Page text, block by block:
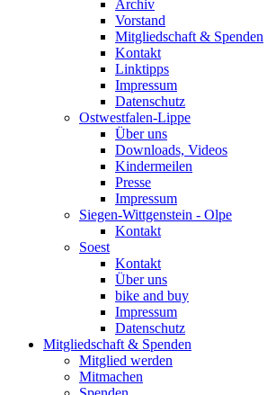
Archiv
Vorstand
Mitgliedschaft & Spenden
Kontakt
Linktipps
Impressum
Datenschutz
Ostwestfalen-Lippe
Über uns
Downloads, Videos
Kindermeilen
Presse
Impressum
Siegen-Wittgenstein - Olpe
Kontakt
Soest
Kontakt
Über uns
bike and buy
Impressum
Datenschutz
Mitgliedschaft & Spenden
Mitglied werden
Mitmachen